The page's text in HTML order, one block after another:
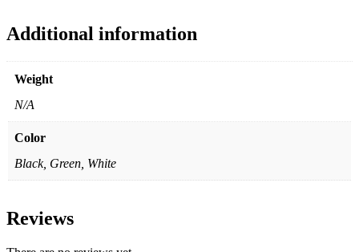
Additional information
Weight
N/A
Color
Black, Green, White
Reviews